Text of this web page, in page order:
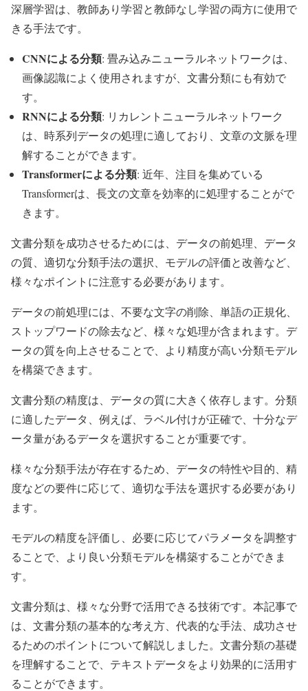
深層学習は、教師あり学習と教師なし学習の両方に使用で
きる手法です。
CNNによる分類: 畳み込みニューラルネットワークは、
画像認識によく使用されますが、文書分類にも有効で
す。
RNNによる分類: リカレントニューラルネットワーク
は、時系列データの処理に適しており、文章の文脈を理
解することができます。
Transformerによる分類: 近年、注目を集めている
Transformerは、長文の文章を効率的に処理することがで
きます。
文書分類を成功させるためには、データの前処理、データ
の質、適切な分類手法の選択、モデルの評価と改善など、
様々なポイントに注意する必要があります。
データの前処理には、不要な文字の削除、単語の正規化、
ストップワードの除去など、様々な処理が含まれます。デ
ータの質を向上させることで、より精度が高い分類モデル
を構築できます。
文書分類の精度は、データの質に大きく依存します。分類
に適したデータ、例えば、ラベル付けが正確で、十分なデ
ータ量があるデータを選択することが重要です。
様々な分類手法が存在するため、データの特性や目的、精
度などの要件に応じて、適切な手法を選択する必要があり
ます。
モデルの精度を評価し、必要に応じてパラメータを調整す
ることで、より良い分類モデルを構築することができま
す。
文書分類は、様々な分野で活用できる技術です。本記事で
は、文書分類の基本的な考え方、代表的な手法、成功させ
るためのポイントについて解説しました。文書分類の基礎
を理解することで、テキストデータをより効果的に活用す
ることができます。